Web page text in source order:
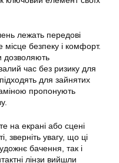
лежать передові
місце безпеку і комфорт.
дозволяють
час без ризику для
для зайнятих
пропонують
на екрані або сцені
зверніть увагу, що ці
бачення, так і
лінзи вийшли